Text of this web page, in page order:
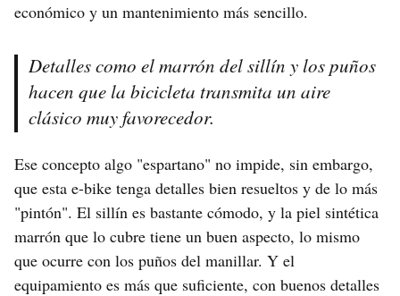
económico y un mantenimiento más sencillo.
Detalles como el marrón del sillín y los puños
hacen que la bicicleta transmita un aire
clásico muy favorecedor.
Ese concepto algo "espartano" no impide, sin embargo,
que esta e-bike tenga detalles bien resueltos y de lo más
"pintón". El sillín es bastante cómodo, y la piel sintética
marrón que lo cubre tiene un buen aspecto, lo mismo
que ocurre con los puños del manillar. Y el
equipamiento es más que suficiente, con buenos detalles